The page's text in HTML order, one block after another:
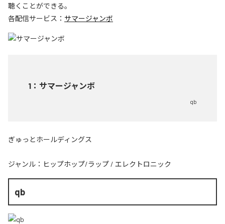
聴くことができる。
各配信サービス： サマージャンボ
1 ： サマージャンボ
qb
ぎゅっとホールディングス
ジャンル： ヒップホップ/ラップ / エレクトロニック
qb